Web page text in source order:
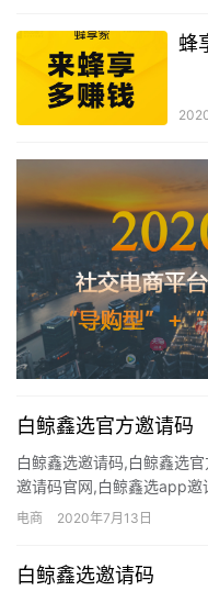
蜂
白鲸鑫选官方邀请码
白鲸鑫选邀请码,白鲸鑫选
邀请码官网,白鲸鑫选app邀
都找不到白鲸鑫选邀请码。
电商 2020年7月13日
白鲸鑫选邀请码